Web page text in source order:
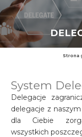
Strona
System
Delegacje
delegacje z
dla Ciebie
wszystkich